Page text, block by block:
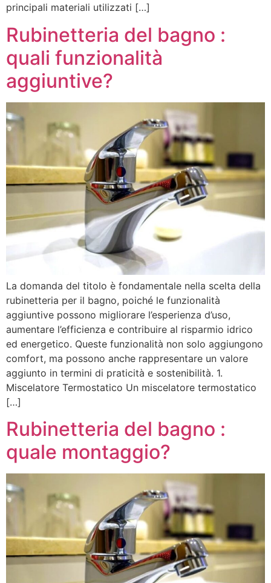
principali materiali utilizzati […]
Rubinetteria del bagno :
quali funzionalità
aggiuntive?
La domanda del titolo è fondamentale nella scelta della
rubinetteria per il bagno, poiché le funzionalità
aggiuntive possono migliorare l’esperienza d’uso,
aumentare l’efficienza e contribuire al risparmio idrico
ed energetico. Queste funzionalità non solo aggiungono
comfort, ma possono anche rappresentare un valore
aggiunto in termini di praticità e sostenibilità. 1.
Miscelatore Termostatico Un miscelatore termostatico
[…]
Rubinetteria del bagno :
quale montaggio?